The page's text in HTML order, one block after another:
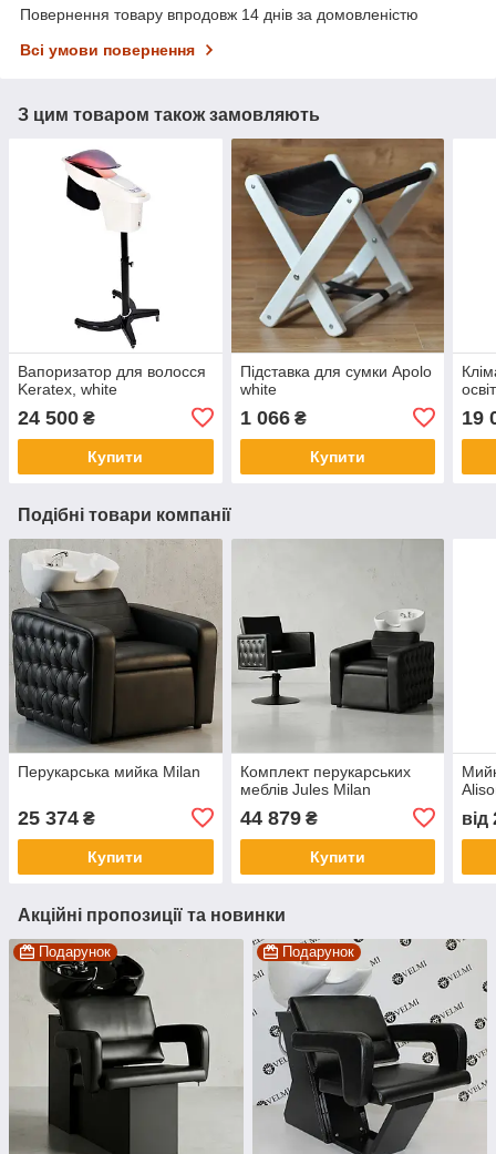
Повернення товару впродовж 14 днів за домовленістю
Всі умови повернення
З цим товаром також замовляють
Вапоризатор для волосся
Keratex, white
24 500 ₴
Купити
Підставка для сумки Apolo
white
1 066₴
Купити
19
Подібні товари компанії
Перукарська мийка Milan
25 374 ₴
Купити
Комплект перукарських
меблів Jules Milan
44 879₴
Купити
від
Акційні пропозиції та новинки
Подарунок Подарунок